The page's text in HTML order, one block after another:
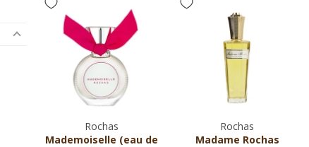
Rochas
Mademoiselle (eau de
Rochas
Madame Rochas